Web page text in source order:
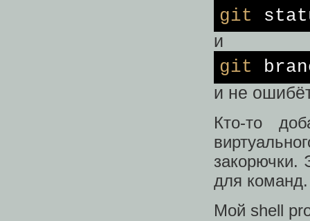
git
и
git
и не
Кто-то
закорючки.
для команд.
Мой shell